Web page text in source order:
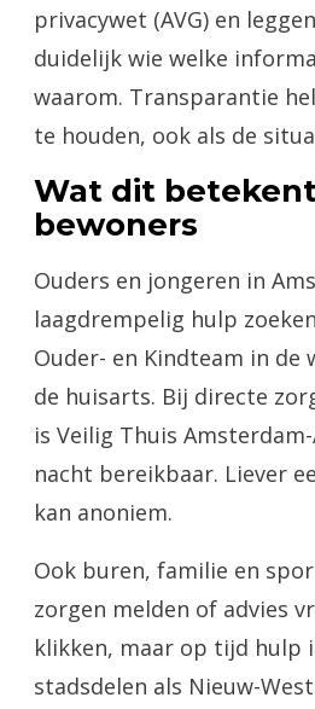
privacywet (AVG) en
duidelijk wie welke
waarom. Transparantie
te houden, ook als de
Wat dit
bewoners
Ouders en jongeren in
laagdrempelig hulp
Ouder- en Kindteam in de
de huisarts. Bij directe
is Veilig Thuis
nacht bereikbaar. Liever
kan anoniem.
Ook buren, familie en
zorgen melden of advies
klikken, maar op tijd hulp
stadsdelen als Nieuw-